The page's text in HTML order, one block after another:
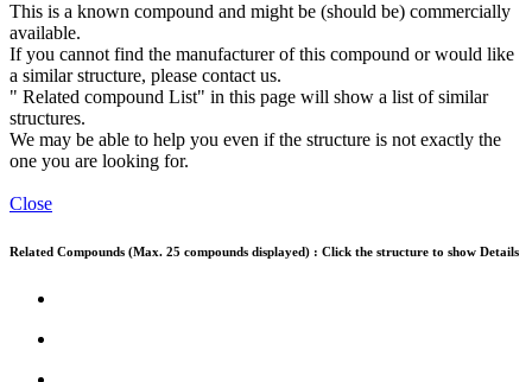
This is a known compound and might be (should be) commercially
available.
If you cannot find the manufacturer of this compound or would like
a similar structure, please contact us.
" Related compound List" in this page will show a list of similar
structures.
We may be able to help you even if the structure is not exactly the
one you are looking for.
Close
Related Compounds (Max. 25 compounds displayed) : Click the structure to show Details